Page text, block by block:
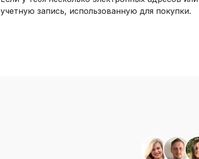
учетную запись, использованную для покупки.